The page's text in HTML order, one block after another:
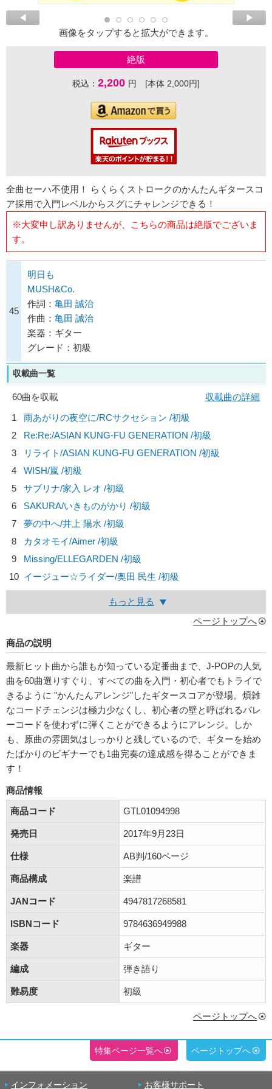
画像をタップすると拡大ができます。
絶版
税込： 2,200 円 [本体 2,000円]
全曲セーハ不使用！ らくらくストロークのかんたんギタースコ
ア採用で入門レベルからスグにチャレンジできる！
※大変申し訳ありませんが、こちらの商品は絶版でございま
す。
45
明日も
MUSH&Co.
作詞： 亀田 誠治
作曲： 亀田 誠治
楽器：ギター
グレード：初級
収載曲一覧
60曲を収載
収載曲の詳細
1
雨あがりの夜空に/RCサクセション /初級
2
Re:Re:/ASIAN KUNG-FU GENERATION /初級
3
リライト/ASIAN KUNG-FU GENERATION /初級
4
WISH/嵐 /初級
5
サブリナ/家入 レオ /初級
6
SAKURA/いきものがかり /初級
7
夢の中へ/井上 陽水 /初級
8
カタオモイ/Aimer /初級
9
Missing/ELLEGARDEN /初級
10 イージュー☆ライダー/奥田 民生 /初級
もっと見る
ページトップへ
商品の説明
最新ヒット曲から誰もが知っている定番曲まで、J-POPの人気
曲を60曲選りすぐり、すべての曲を入門・初心者でもトライで
きるように "かんたんアレンジ"したギタースコアが登場。煩雑
なコードチェンジは極力少なくし、初心者の壁と呼ばれるバレ
ーコードを使わずに弾くことができるようにアレンジ。しか
も、原曲の雰囲気はしっかりと残しているので、ギターを始め
たばかりのビギナーでも1曲完奏の達成感を得ることができま
す！
商品情報
商品コード
GTL01094998
発売日 2017年9月23日
仕様 AB判/160ページ
商品構成 楽譜
JANコード 4947817268581
ISBNコード 9784636949988
楽器 ギター
編成 弾き語り
難易度 初級
ページトップへ
特集ページ一覧へ ページトップへ
インフォメーション お客様サポート